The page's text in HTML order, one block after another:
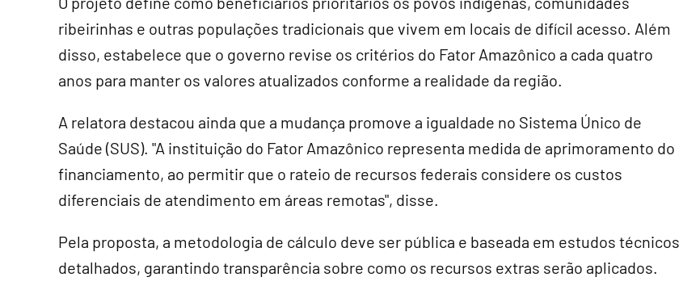
ribeirinhas e outras populações tradicionais que vivem em locais de difícil acesso. Além
disso, estabelece que o governo revise os critérios do Fator Amazônico a cada quatro
anos para manter os valores atualizados conforme a realidade da região.
A relatora destacou ainda que a mudança promove a igualdade no Sistema Único de
Saúde (SUS). "A instituição do Fator Amazônico representa medida de aprimoramento do
financiamento, ao permitir que o rateio de recursos federais considere os custos
diferenciais de atendimento em áreas remotas", disse.
Pela proposta, a metodologia de cálculo deve ser pública e baseada em estudos técnicos
detalhados, garantindo transparência sobre como os recursos extras serão aplicados.